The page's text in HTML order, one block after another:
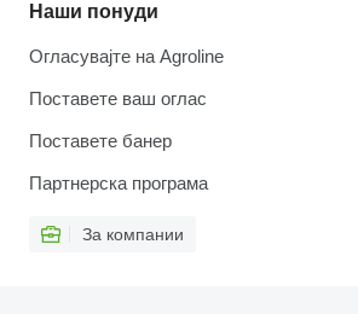
Наши понуди
Огласувајте на Agroline
Поставете ваш оглас
Поставете банер
Партнерска програма
За компании